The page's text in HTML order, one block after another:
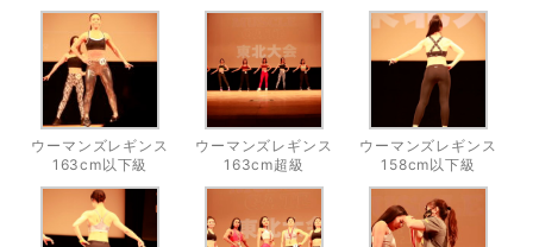
ウーマンズレギンス
163cm以下級
ウーマンズレギンス
163cm超級
ウーマンズレギンス
158cm以下級